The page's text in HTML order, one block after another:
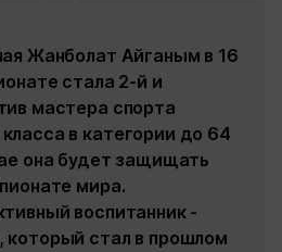
Жанболат Айганым в 16
стала 2-й и
мастера спорта
в категории до 64
она будет защищать
мира.
воспитанник -
стал в прошлом